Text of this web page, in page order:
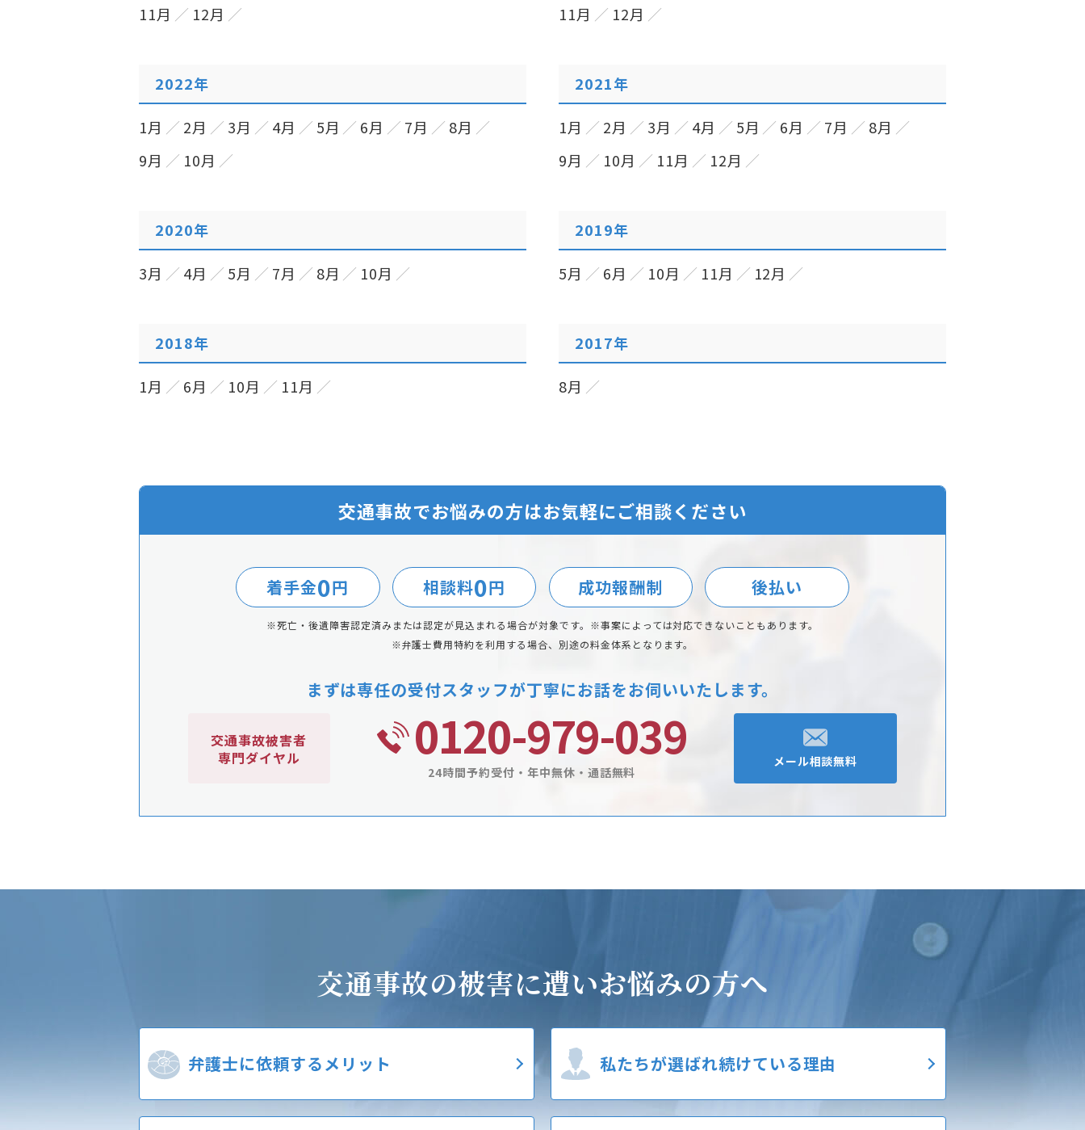
11月
12月
11月
12月
2022年
1月 2月 3月 4月 5月 6月 7月
8月
9月
10月
2021年
1月 2月 3月 4月 5月 6月 7月
8月
9月
10月 11月 12月
2020年
3月 4月 5月 7月 8月 10月
2019年
5月 6月 10月 11月 12月
2018年
1月 6月 10月 11月
2017年
8月
交通事故でお悩みの方はお気軽にご相談ください
着手金0円 相談料0円 成功報酬制 後払い
※死亡・後遺障害認定済みまたは認定が見込まれる場合が対象です。 ※事案によっては対応できないこともあります。
※弁護士費用特約を利用する場合、別途の料金体系となります。
まずは専任の受付スタッフが丁寧にお話をお伺いいたします。
交通事故被害者
専門ダイヤル
0120-979-039
24時間予約受付・年中無休・通話無料
メール相談無料
交通事故の被害に遭いお悩みの方へ
弁護士に依頼するメリット 私たちが選ばれ続けている理由